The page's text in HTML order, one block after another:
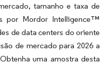
tamanho e taxa de
por Mordor Intelligence™
de data centers do oriente
de mercado para 2026 a
uma amostra desta